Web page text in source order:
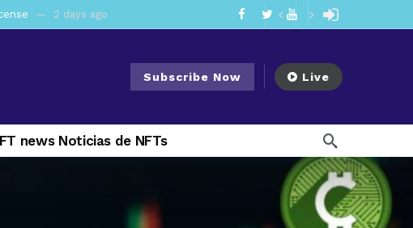
Enforcement Division
Amendments to Rule 0‑1(a)(7) 4 days ago
Committee Meeting 1 week ago
2 weeks ago
Implementation [August 2026]
Subscribe Now Live
news Noticias de NFTs